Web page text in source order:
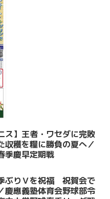
ス】王者・ワセダに完敗
穫を糧に勝負の夏へ／
季慶早定期戦
ぶりＶを祝福 祝賀会で
慶應義塾体育会野球部令